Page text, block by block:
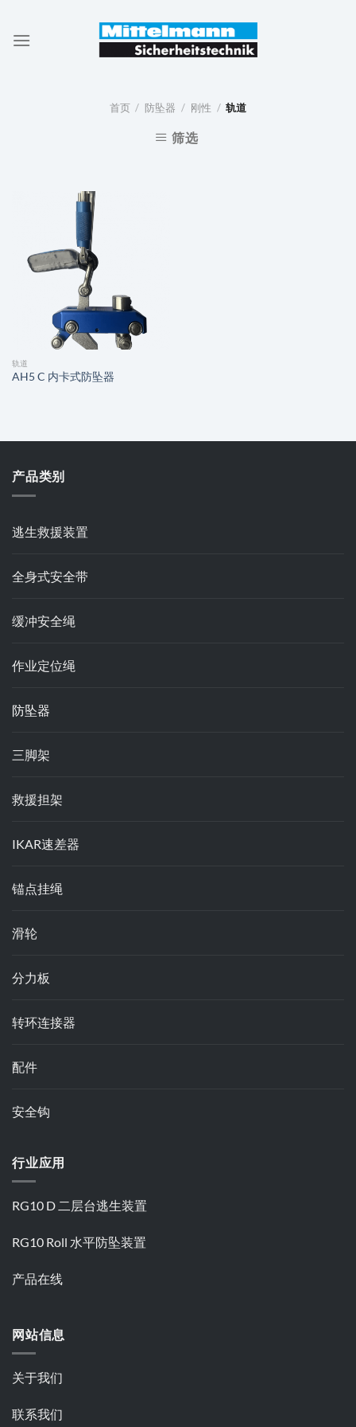
content
首页 / 防坠器 / 刚性 / 轨道
筛选
轨道
AH5 C 内卡式防坠器
产品类别
逃生救援装置
全身式安全带
缓冲安全绳
作业定位绳
防坠器
三脚架
救援担架
IKAR速差器
锚点挂绳
滑轮
分力板
转环连接器
配件
安全钩
行业应用
RG10 D 二层台逃生装置
RG10 Roll 水平防坠装置
产品在线
网站信息
关于我们
联系我们